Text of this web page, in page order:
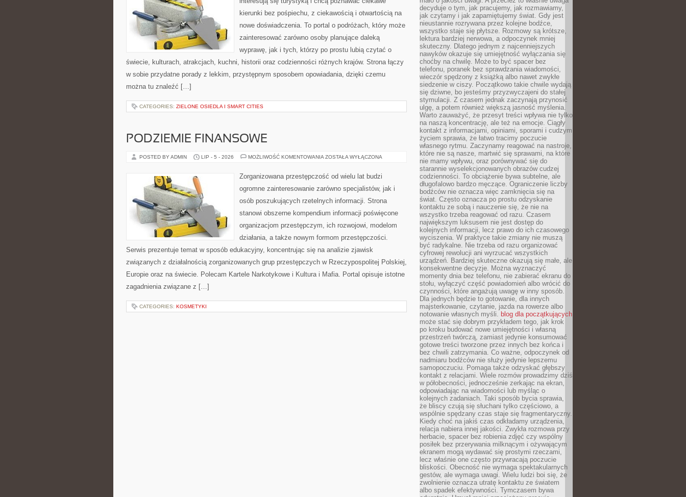
kierunki bez pośpiechu, z ciekawością i otwartością na
nowe doświadczenia. To portal o podróżach, który może
zainteresować zarówno osoby planujące daleką
wyprawę, jak i tych, którzy po prostu lubią czytać o
świecie, kulturach, atrakcjach, kuchni, historii oraz codzienności różnych krajów. Strona łączy
w sobie przydatne porady z lekkim, przystępnym sposobem opowiadania, dzięki czemu
można tu znaleźć […]
CATEGORIES: ZIELONE OSIEDLA I SMART CITIES
PODZIEMIE FINANSOWE
POSTED BY ADMIN LIP - 5 - 2026 MOŻLIWOŚĆ KOMENTOWANIA PODZIEMIE
ZOSTAŁA WYŁĄCZONA
Zorganizowana przestępczość od wielu lat budzi
ogromne zainteresowanie zarówno specjalistów, jak i
osób poszukujących rzetelnych informacji. Strona
stanowi obszerne kompendium informacji poświęcone
organizacjom przestępczym, ich rozwojowi, modelom
działania, a także nowym formom przestępczości.
Serwis prezentuje temat w sposób edukacyjny, koncentrując się na analizie zjawisk
związanych z działalnością zorganizowanych grup przestępczych w Rzeczypospolitej Polskiej,
Europie oraz na świecie. Polecam Kartele Narkotykowe i Kultura i Mafia. Portal opisuje istotne
zagadnienia związane z […]
CATEGORIES: KOSMETYKI
decyduje o tym, jak pracujemy, jak rozmawiamy,
jak czytamy i jak zapamiętujemy świat. Gdy jest
nieustannie rozrywana przez kolejne bodźce,
wszystko staje się płytsze. Rozmowy są krótsze,
lektura bardziej nerwowa, a odpoczynek mniej
skuteczny. Dlatego jednym z najcenniejszych
nawyków okazuje się umiejętność wyłączania się
choćby na chwilę. Może to być spacer bez
telefonu, poranek bez sprawdzania wiadomości,
wieczór spędzony z książką albo nawet zwykłe
siedzenie w ciszy. Początkowo takie chwile wydają
się dziwne, bo jesteśmy przyzwyczajeni do stałej
stymulacji. Z czasem jednak zaczynają przynosić
ulgę, a potem również większą jasność myślenia.
Warto zauważyć, że przesyt treści wpływa nie tylko
na naszą koncentrację, ale też na emocje. Ciągły
kontakt z informacjami, opiniami, sporami i cudzym
życiem sprawia, że łatwo tracimy poczucie
własnego rytmu. Zaczynamy reagować na nastroje,
które nie są nasze, martwić się sprawami, na które
nie mamy wpływu, oraz porównywać się do
starannie wyselekcjonowanych obrazów cudzej
codzienności. To obciążenie bywa subtelne, ale
długofalowo bardzo męczące. Ograniczenie liczby
bodźców nie oznacza więc zamknięcia się na
świat. Często oznacza po prostu odzyskanie
kontaktu ze sobą i nauczenie się, że nie na
wszystko trzeba reagować od razu. Czasem
największym luksusem nie jest dostęp do
kolejnych informacji, lecz prawo do ich czasowego
wyciszenia. W praktyce takie zmiany nie muszą
być radykalne. Nie trzeba od razu organizować
cyfrowej rewolucji ani wyrzucać wszystkich
urządzeń. Bardziej skuteczne okazują się małe, ale
konsekwentne decyzje. Można wyznaczyć
momenty dnia bez telefonu, nie zabierać ekranu do
stołu, wyłączyć część powiadomień albo wrócić do
czynności, które angażują uwagę w inny sposób.
Dla jednych będzie to gotowanie, dla innych
majsterkowanie, czytanie, jazda na rowerze albo
notowanie własnych myśli. blog dla początkujących
może stać się dobrym przykładem tego, jak krok
po kroku budować nowe umiejętności i własną
przestrzeń twórczą, zamiast jedynie konsumować
gotowe treści tworzone przez innych bez końca i
bez chwili zatrzymania. Co ważne, odpoczynek od
nadmiaru bodźców nie służy jedynie lepszemu
samopoczuciu. Pomaga także odzyskać głębszy
kontakt z relacjami. Wiele rozmów prowadzimy dziś
w półobecności, jednocześnie zerkając na ekran,
odpowiadając na wiadomości lub myśląc o
kolejnych zadaniach. Taki sposób bycia sprawia,
że bliscy czują się słuchani tylko częściowo, a
wspólnie spędzany czas staje się fragmentaryczny.
Kiedy choć na jakiś czas odkładamy urządzenia,
relacja nabiera innej jakości. Zwykła rozmowa przy
herbacie, spacer bez robienia zdjęć czy wspólny
posiłek bez przerywania milknącym i ożywającym
ekranem mogą wydawać się prostymi rzeczami,
lecz właśnie one często przywracają poczucie
bliskości. Obecność nie wymaga spektakularnych
gestów, ale wymaga uwagi. Wielu ludzi boi się, że
zwolnienie oznacza utratę kontaktu ze światem
albo spadek efektywności. Tymczasem bywa